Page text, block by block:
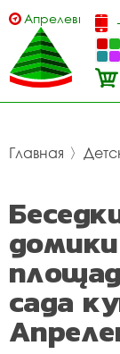
Апрелевка
Главная 〉
сада